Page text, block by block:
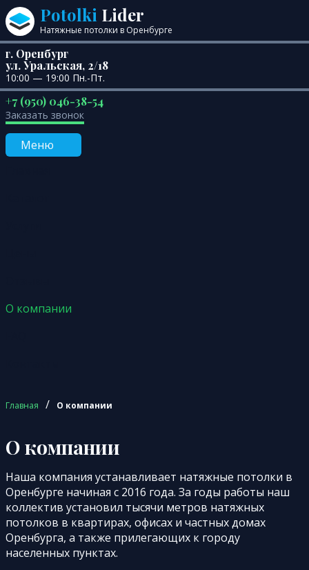
Перейти к содержанию
Potolki Lider
Натяжные потолки в Оренбурге
г. Оренбург
ул. Уральская, 2/18
10:00 — 19:00 Пн.-Пт.
+7 (950) 046-38-54
Заказать звонок
Меню
О компании
Главная / О компании
О компании
Наша компания устанавливает натяжные потолки в
Оренбурге начиная с 2016 года. За годы работы наш
коллектив установил тысячи метров натяжных
потолков в квартирах, офисах и частных домах
Оренбурга, а также прилегающих к городу
населенных пунктах.